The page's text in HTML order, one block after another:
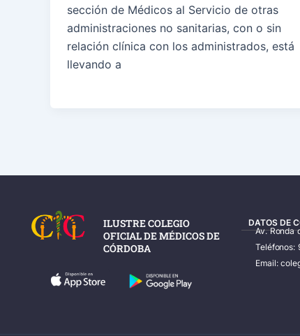
sección de Médicos al Servicio de otras
administraciones no sanitarias, con o sin
relación clínica con los administrados, está
llevando a
ILUSTRE COLEGIO
OFICIAL DE MÉDICOS DE
CÓRDOBA
DATOS DE
Av. Ronda
Teléfonos:
Email: